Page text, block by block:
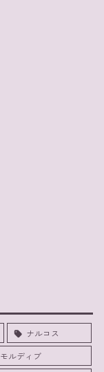
ナルコス
モルディブ